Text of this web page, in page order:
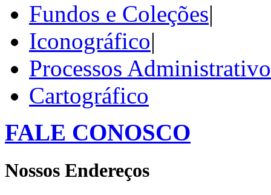
Fundos e Coleções|
Iconográfico|
Processos
Cartográfico
FALE CONOSCO
Nossos Endereços